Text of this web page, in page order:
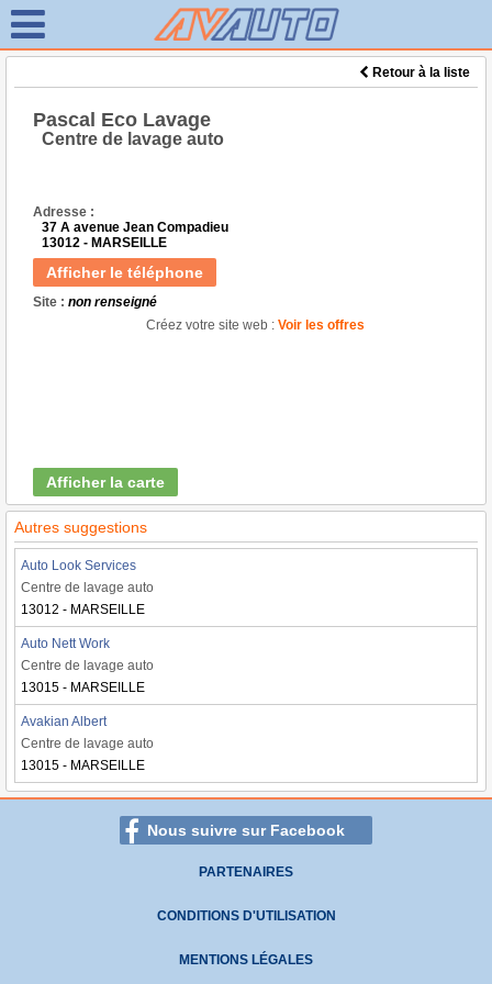
Retour à la liste
Pascal Eco Lavage
Centre de lavage auto
Adresse :
37 A avenue Jean Compadieu
13012 - MARSEILLE
Afficher le téléphone
Site : non renseigné
Créez votre site web : Voir les offres
Afficher la carte
Autres suggestions
Auto Look Services
Centre de lavage auto
13012 - MARSEILLE
Auto Nett Work
Centre de lavage auto
13015 - MARSEILLE
Avakian Albert
Centre de lavage auto
13015 - MARSEILLE
Nous suivre sur Facebook
PARTENAIRES
CONDITIONS D'UTILISATION
MENTIONS LÉGALES